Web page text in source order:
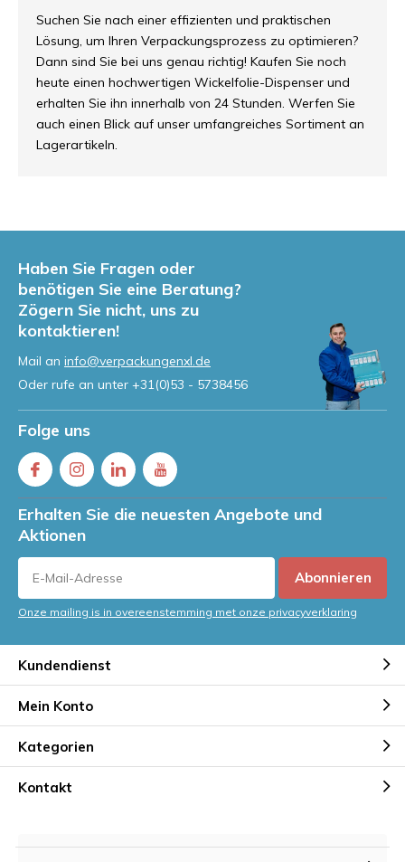
Suchen Sie nach einer effizienten und praktischen
Lösung, um Ihren Verpackungsprozess zu optimieren?
Dann sind Sie bei uns genau richtig! Kaufen Sie noch
heute einen hochwertigen Wickelfolie-Dispenser und
erhalten Sie ihn innerhalb von 24 Stunden. Werfen Sie
auch einen Blick auf unser umfangreiches Sortiment an
Lagerartikeln.
Haben Sie Fragen oder
benötigen Sie eine Beratung?
Zögern Sie nicht, uns zu
kontaktieren!
Mail an info@verpackungenxl.de
Oder rufe an unter +31(0)53 - 5738456
Folge uns
Erhalten Sie die neuesten Angebote und
Aktionen
Abonnieren
Onze mailing is in overeenstemming met onze privacyverklaring
Kundendienst
Mein Konto
Kategorien
Kontakt